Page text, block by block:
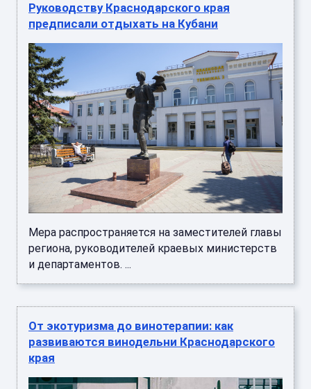
Руководству Краснодарского края
предписали отдыхать на Кубани
Мера распространяется на заместителей главы
региона, руководителей краевых министерств
и департаментов. ...
От экотуризма до винотерапии: как
развиваются винодельни Краснодарского
края